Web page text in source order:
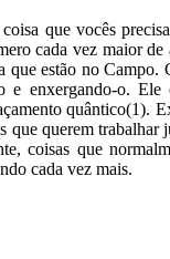
que vocês
cada vez maior
que estão no Campo.
e enxergando-o.
quântico(1).
que querem trabalhar
coisas que
cada vez mais.